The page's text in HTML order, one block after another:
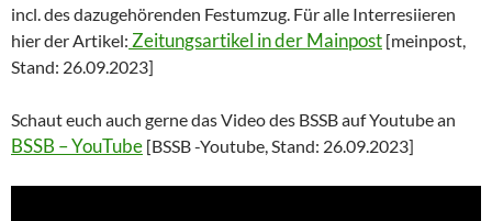
incl. des dazugehörenden Festumzug. Für alle Interresiieren
hier der Artikel: Zeitungsartikel in der Mainpost [meinpost,
Stand: 26.09.2023]
Schaut euch auch gerne das Video des BSSB auf Youtube an
BSSB – YouTube [BSSB -Youtube, Stand: 26.09.2023]